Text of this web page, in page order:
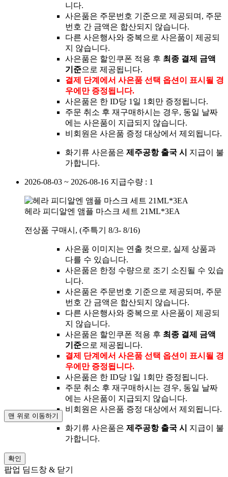
맨 위로 이동하기
니다.
사은품은 주문번호 기준으로 제공되며, 주문
번호 간 금액은 합산되지 않습니다.
다른 사은행사와 중복으로 사은품이 제공되
지 않습니다.
사은품은 할인쿠폰 적용 후 최종 결제 금액
기준으로 제공됩니다.
결제 단계에서 사은품 선택 옵션이 표시될 경
우에만 증정됩니다.
사은품은 한 ID당 1일 1회만 증정됩니다.
주문 취소 후 재구매하시는 경우, 동일 날짜
에는 사은품이 지급되지 않습니다.
비회원은 사은품 증정 대상에서 제외됩니다.
화기류 사은품은 제주공항 출국 시
지급이 불
가합니다.
2026-08-03 ~ 2026-08-16 지급수량 : 1
헤라 피디알엔 앰플 마스크 세트 21ML*3EA
전상품 구매시, (주특기 8/3- 8/16)
사은품 이미지는 연출 컷으로, 실제 상품과
다를 수 있습니다.
사은품은 한정 수량으로 조기 소진될 수 있습
니다.
사은품은 주문번호 기준으로 제공되며, 주문
번호 간 금액은 합산되지 않습니다.
다른 사은행사와 중복으로 사은품이 제공되
지 않습니다.
사은품은 할인쿠폰 적용 후 최종 결제 금액
기준으로 제공됩니다.
결제 단계에서 사은품 선택 옵션이 표시될 경
우에만 증정됩니다.
사은품은 한 ID당 1일 1회만 증정됩니다.
주문 취소 후 재구매하시는 경우, 동일 날짜
에는 사은품이 지급되지 않습니다.
비회원은 사은품 증정 대상에서 제외됩니다.
화기류 사은품은 제주공항 출국 시
지급이 불
가합니다.
확인
팝업 딤드창 & 닫기